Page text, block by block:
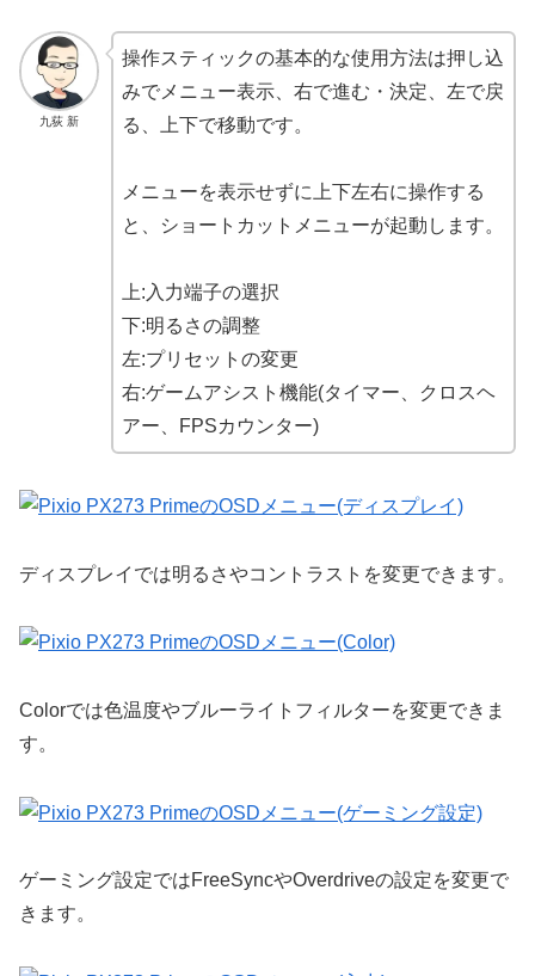
九荻 新
操作スティックの基本的な使用方法は押し込
みでメニュー表示、右で進む・決定、左で戻
る、上下で移動です。
メニューを表示せずに上下左右に操作する
と、ショートカットメニューが起動します。
上:入力端子の選択
下:明るさの調整
左:プリセットの変更
右:ゲームアシスト機能(タイマー、クロスヘ
アー、FPSカウンター)
ディスプレイでは明るさやコントラストを変更できます。
Colorでは色温度やブルーライトフィルターを変更できま
す。
ゲーミング設定ではFreeSyncやOverdriveの設定を変更で
きます。